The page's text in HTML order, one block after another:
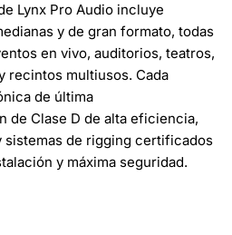
Lynx Pro Audio incluye
y de gran formato, todas
en vivo, auditorios, teatros,
recintos multiusos. Cada
de última
de Clase D de alta eficiencia,
de rigging certificados
y máxima seguridad.